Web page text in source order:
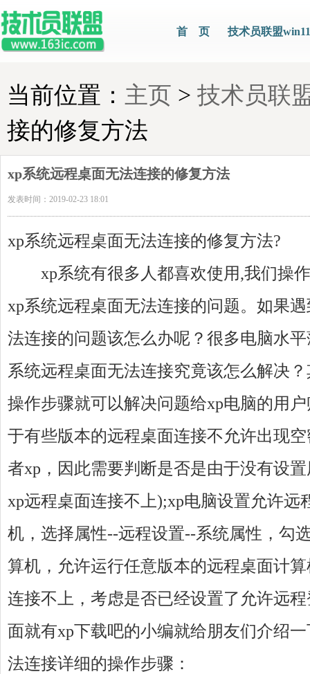
首 页 技术员联盟
当前位置： 主页 > 技术员联
接的修复方法
xp系统远程桌面无法连接的修复方法
发表时间：2019-02-23 18:01
xp系统远程桌面无法连接的修复方法?
xp系统有很多人都喜欢使用,我们操作
xp系统远程桌面无法连接的问题。如果
法连接的问题该怎么办呢？很多电脑水
系统远程桌面无法连接究竟该怎么解决
操作步骤就可以解决问题给xp电脑的用
于有些版本的远程桌面连接不允许出现
者xp，因此需要判断是否是由于没有设
xp远程桌面连接不上);xp电脑设置允许远
机，选择属性--远程设置--系统属性，勾
算机，允许运行任意版本的远程桌面计
连接不上，考虑是否已经设置了允许远
面就有xp下载吧的小编就给朋友们介绍
法连接详细的操作步骤：